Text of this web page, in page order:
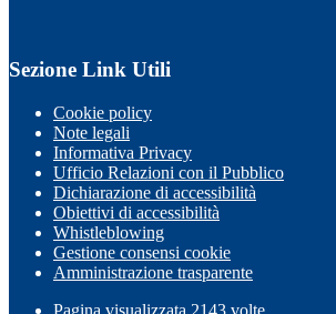
Sezione Link Utili
Cookie policy
Note legali
Informativa Privacy
Ufficio Relazioni con il Pubblico
Dichiarazione di accessibilità
Obiettivi di accessibilità
Whistleblowing
Gestione consensi cookie
Amministrazione trasparente
Pagina visualizzata 2143 volte